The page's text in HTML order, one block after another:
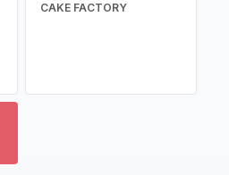
CAKE FACTORY